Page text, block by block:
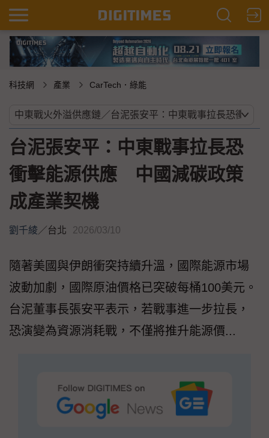
科技網 產業 CarTech．綠能
台泥張安平：中東戰事拉長恐
衝擊能源供應 中國減碳政策
成產業契機
劉千綾／台北 2026/03/10
隨著美國與伊朗衝突持續升溫，國際能源市場
波動加劇，國際原油價格已突破每桶100美元。
台泥董事長張安平表示，若戰事進一步拉長，
恐演變為資源消耗戰，不僅將推升能源價...